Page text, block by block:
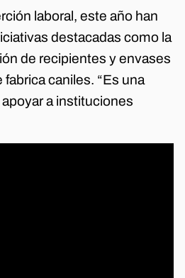
laboral, este año han
destacadas como la
de recipientes y envases
caniles. “Es una
a instituciones